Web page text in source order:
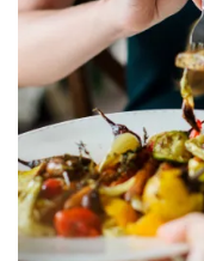
ACCUEIL
TOURISME